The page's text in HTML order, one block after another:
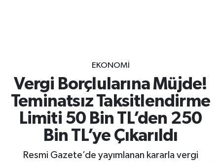
EKONOMİ
Vergi Borçlularına Müjde!
Teminatsız Taksitlendirme
Limiti 50 Bin TL’den 250
Bin TL’ye Çıkarıldı
Resmi Gazete’de yayımlanan kararla vergi